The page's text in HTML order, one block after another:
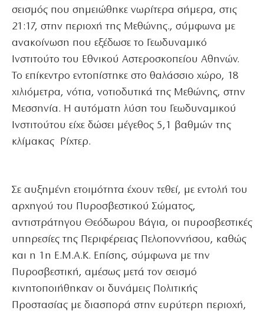
σεισμός που σημειώθηκε νωρίτερα σήμερα, στις
21:17, στην περιοχή της Μεθώνης., σύμφωνα με
ανακοίνωση που εξέδωσε το Γεωδυναμικό
Ινστιτούτο του Εθνικού Αστεροσκοπείου Αθηνών.
Το επίκεντρο εντοπίστηκε στο θαλάσσιο χώρο, 18
χιλιόμετρα, νότια, νοτιοδυτικά της Μεθώνης, στην
Μεσσηνία. Η αυτόματη λύση του Γεωδυναμικού
Ινστιτούτου είχε δώσει μέγεθος 5,1 βαθμών της
κλίμακας Ρίχτερ.
Σε αυξημένη ετοιμότητα έχουν τεθεί, με εντολή του
αρχηγού του Πυροσβεστικού Σώματος,
αντιστράτηγου Θεόδωρου Βάγια, οι πυροσβεστικές
υπηρεσίες της Περιφέρειας Πελοποννήσου, καθώς
και η 1η Ε.Μ.Α.Κ. Επίσης, σύμφωνα με την
Πυροσβεστική, αμέσως μετά τον σεισμό
κινητοποιήθηκαν οι δυνάμεις Πολιτικής
Προστασίας με διασπορά στην ευρύτερη περιοχή,